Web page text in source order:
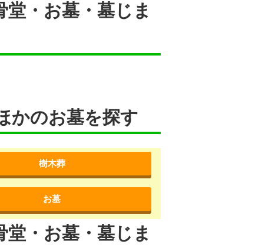
・お墓・墓じま
かのお墓を探す
樹木葬
お墓
・お墓・墓じま